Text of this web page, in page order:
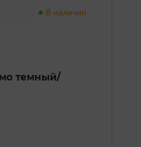
В наличии
темный/